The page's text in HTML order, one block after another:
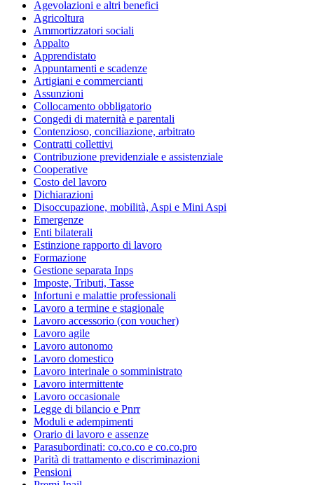
Agevolazioni e altri benefici
Agricoltura
Ammortizzatori sociali
Appalto
Apprendistato
Appuntamenti e scadenze
Artigiani e commercianti
Assunzioni
Collocamento obbligatorio
Congedi di maternità e parentali
Contenzioso, conciliazione, arbitrato
Contratti collettivi
Contribuzione previdenziale e assistenziale
Cooperative
Costo del lavoro
Dichiarazioni
Disoccupazione, mobilità, Aspi e Mini Aspi
Emergenze
Enti bilaterali
Estinzione rapporto di lavoro
Formazione
Gestione separata Inps
Imposte, Tributi, Tasse
Infortuni e malattie professionali
Lavoro a termine e stagionale
Lavoro accessorio (con voucher)
Lavoro agile
Lavoro autonomo
Lavoro domestico
Lavoro interinale o somministrato
Lavoro intermittente
Lavoro occasionale
Legge di bilancio e Pnrr
Moduli e adempimenti
Orario di lavoro e assenze
Parasubordinati: co.co.co e co.co.pro
Parità di trattamento e discriminazioni
Pensioni